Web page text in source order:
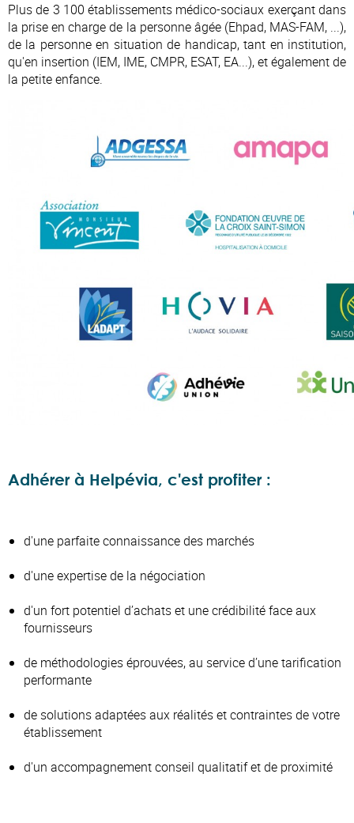
Plus de 3 100 établissements médico-sociaux exerçant dans
la prise en charge de la personne âgée (Ehpad, MAS-FAM, ...),
de la personne en situation de handicap, tant en institution,
qu'en insertion (IEM, IME, CMPR, ESAT, EA...), et également de
la petite enfance.
Adhérer à Helpévia, c'est profiter :
d'une parfaite connaissance des marchés
d'une expertise de la négociation
d'un fort potentiel d’achats et une crédibilité face aux
fournisseurs
de méthodologies éprouvées, au service d’une tarification
performante
de solutions adaptées aux réalités et contraintes de votre
établissement
d'un accompagnement conseil qualitatif et de proximité